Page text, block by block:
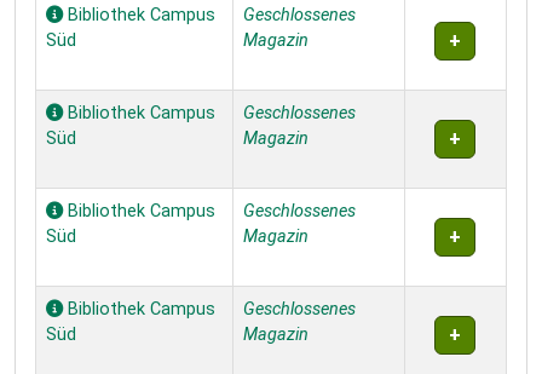
Bibliothek Campus
Süd
Geschlossenes
Magazin
Bibliothek Campus
Süd
Geschlossenes
Magazin
Bibliothek Campus
Süd
Geschlossenes
Magazin
Bibliothek Campus
Süd
Geschlossenes
Magazin